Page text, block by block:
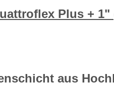
Plus + 1"
aus